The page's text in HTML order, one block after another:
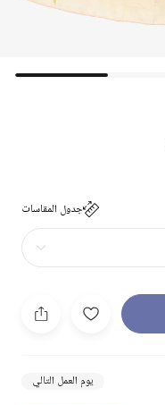
جدول المقاسات
يوم العمل التالي